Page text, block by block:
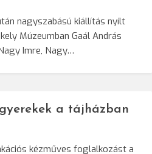
nagyszabású kiállítás nyílt
Múzeumban Gaál András
Imre, Nagy…
a tájházban
kézműves foglalkozást a